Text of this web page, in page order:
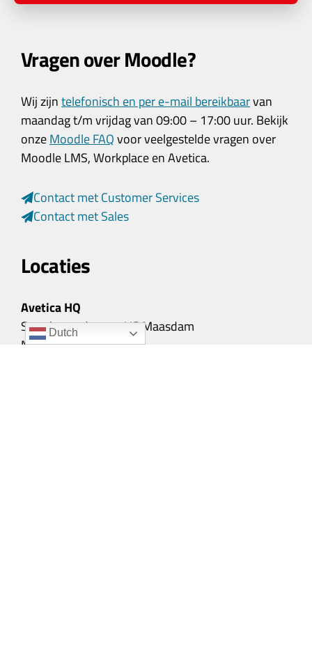
Vragen over Moodle?
Wij zijntelefonisch en per e-mail bereikbaarvan
maandag t/m vrijdag van 09:00 – 17:00 uur. Bekijk
onzeMoodle FAQvoor veelgestelde vragen over
Moodle LMS, Workplace en Avetica.
Contact met Customer Services
Contact met Sales
Locaties
Avetica HQ
Sportlaan 3d, 3299 XG Maasdam
Nederland
Dutch